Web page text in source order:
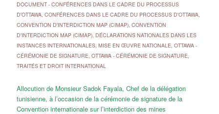
DOCUMENT- CONFÉRENCES DANS LE CADRE DU PROCESSUS
D'OTTAWA, CONFÉRENCES DANS LE CADRE DU PROCESSUS D'OTTAWA,
CONVENTION D'INTERDICTION MAP (CIMAP), CONVENTION
D'INTERDICTION MAP (CIMAP), DÉCLARATIONS NATIONALES DANS LES
INSTANCES INTERNATIONALES, MISE EN ŒUVRE NATIONALE, OTTAWA -
CÉRÉMONIE DE SIGNATURE, OTTAWA - CÉRÉMONIE DE SIGNATURE,
TRAITÉS ET DROIT INTERNATIONAL
Allocution de Monsieur Sadok Fayala, Chef de la délégation
tunisienne, à l’occasion de la cérémonie de signature de la
Convention internationale sur l’interdiction des mines